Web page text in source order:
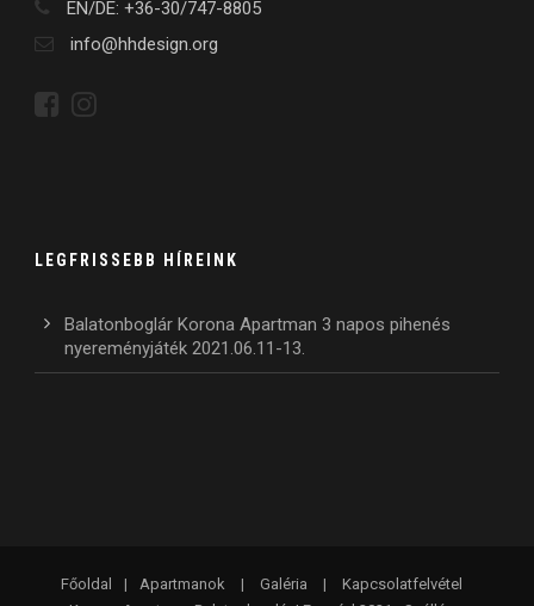
EN/DE: +36-30/747-8805
info@hhdesign.org
LEGFRISSEBB HÍREINK
Balatonboglár Korona Apartman 3 napos pihenés
nyereményjáték 2021.06.11-13.
Főoldal | Apartmanok | Galéria |
Kapcsolatfelvétel